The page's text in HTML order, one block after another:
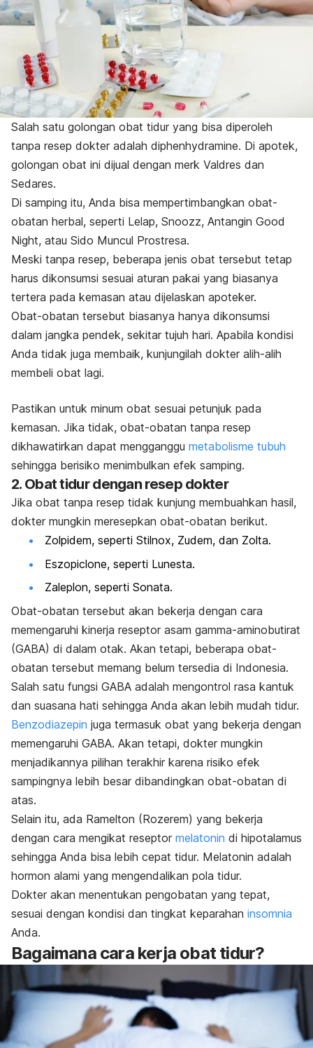
Salah satu golongan obat tidur yang bisa diperoleh
tanpa resep dokter adalah diphenhydramine. Di apotek,
golongan obat ini dijual dengan merk Valdres dan
Sedares.
Di samping itu, Anda bisa mempertimbangkan obat-
obatan herbal, seperti Lelap, Snoozz, Antangin Good
Night, atau Sido Muncul Prostresa.
Meski tanpa resep, beberapa jenis obat tersebut tetap
harus dikonsumsi sesuai aturan pakai yang biasanya
tertera pada kemasan atau dijelaskan apoteker.
Obat-obatan tersebut biasanya hanya dikonsumsi
dalam jangka pendek, sekitar tujuh hari. Apabila kondisi
Anda tidak juga membaik, kunjungilah dokter alih-alih
membeli obat lagi.
Pastikan untuk minum obat sesuai petunjuk pada
kemasan. Jika tidak, obat-obatan tanpa resep
dikhawatirkan dapat mengganggu metabolisme tubuh
sehingga berisiko menimbulkan efek samping.
2. Obat tidur dengan resep dokter
Jika obat tanpa resep tidak kunjung membuahkan hasil,
dokter mungkin meresepkan obat-obatan berikut.
Zolpidem, seperti Stilnox, Zudem, dan Zolta.
Eszopiclone, seperti Lunesta.
Zaleplon, seperti Sonata.
Obat-obatan tersebut akan bekerja dengan cara
memengaruhi kinerja reseptor asam gamma-aminobutirat
(GABA) di dalam otak. Akan tetapi, beberapa obat-
obatan tersebut memang belum tersedia di Indonesia.
Salah satu fungsi GABA adalah mengontrol rasa kantuk
dan suasana hati sehingga Anda akan lebih mudah tidur.
Benzodiazepin juga termasuk obat yang bekerja dengan
memengaruhi GABA. Akan tetapi, dokter mungkin
menjadikannya pilihan terakhir karena risiko efek
sampingnya lebih besar dibandingkan obat-obatan di
atas.
Selain itu, ada Ramelton (Rozerem) yang bekerja
dengan cara mengikat reseptor melatonin di hipotalamus
sehingga Anda bisa lebih cepat tidur. Melatonin adalah
hormon alami yang mengendalikan pola tidur.
Dokter akan menentukan pengobatan yang tepat,
sesuai dengan kondisi dan tingkat keparahan insomnia
Anda.
Bagaimana cara kerja obat tidur?